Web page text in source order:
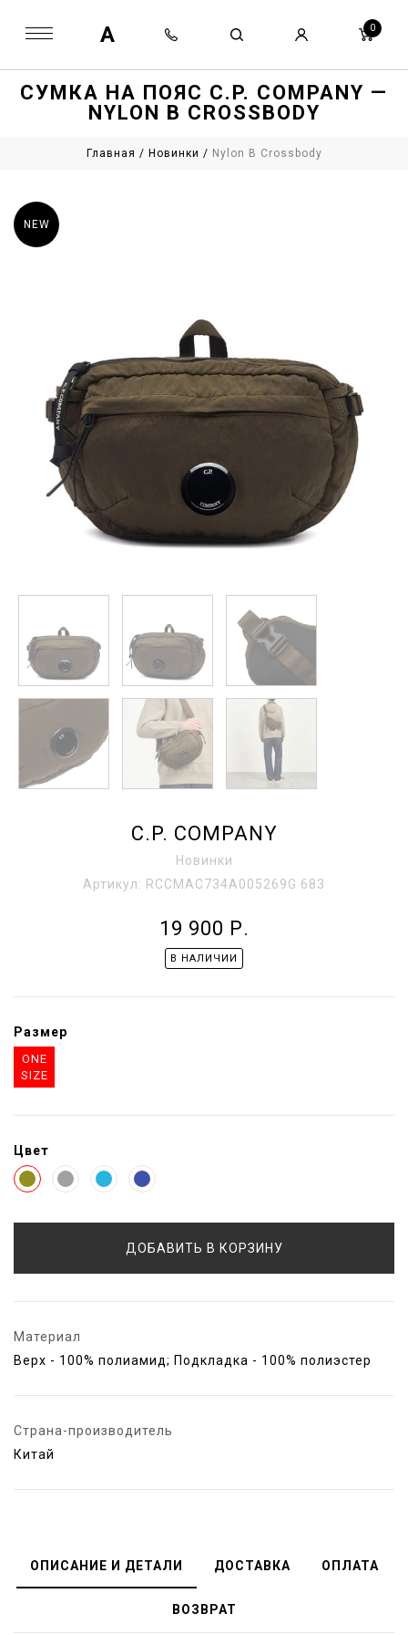
A 0
СУМКА НА ПОЯС C.P. COMPANY —
NYLON B CROSSBODY
Главная / Новинки / Nylon B Crossbody
NEW
C.P. COMPANY
Новинки
Артикул: RCCMAC734A005269G 683
19 900 Р.
В НАЛИЧИИ
Размер
ONE
SIZE
Цвет
ДОБАВИТЬ В КОРЗИНУ
Материал
Верх - 100% полиамид; Подкладка - 100% полиэстер
Страна-производитель
Китай
ОПИСАНИЕ И ДЕТАЛИ ДОСТАВКА ОПЛАТА
ВОЗВРАТ